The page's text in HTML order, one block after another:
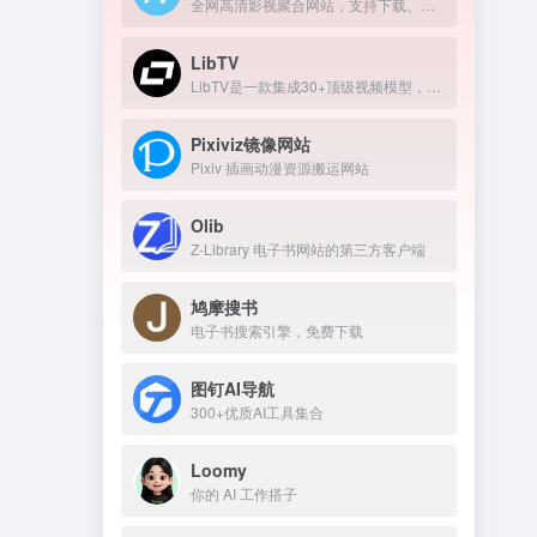
LibTV
Pixiviz镜像网站
Pixiv 插画动漫资源搬运网站
Olib
Z-Library 电子书网站的第三方客户端
鸠摩搜书
电子书搜索引擎，免费下载
图钉AI导航
300+优质AI工具集合
Loomy
你的 AI 工作搭子